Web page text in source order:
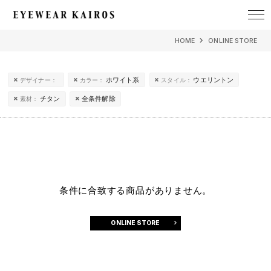
HOME ONLINE STORE
デザイナー： カラー： ホワイト系 スタイル： ウエリントン
素材： チタン 全条件解除
条件に合致する商品がありません。
ONLINE STORE